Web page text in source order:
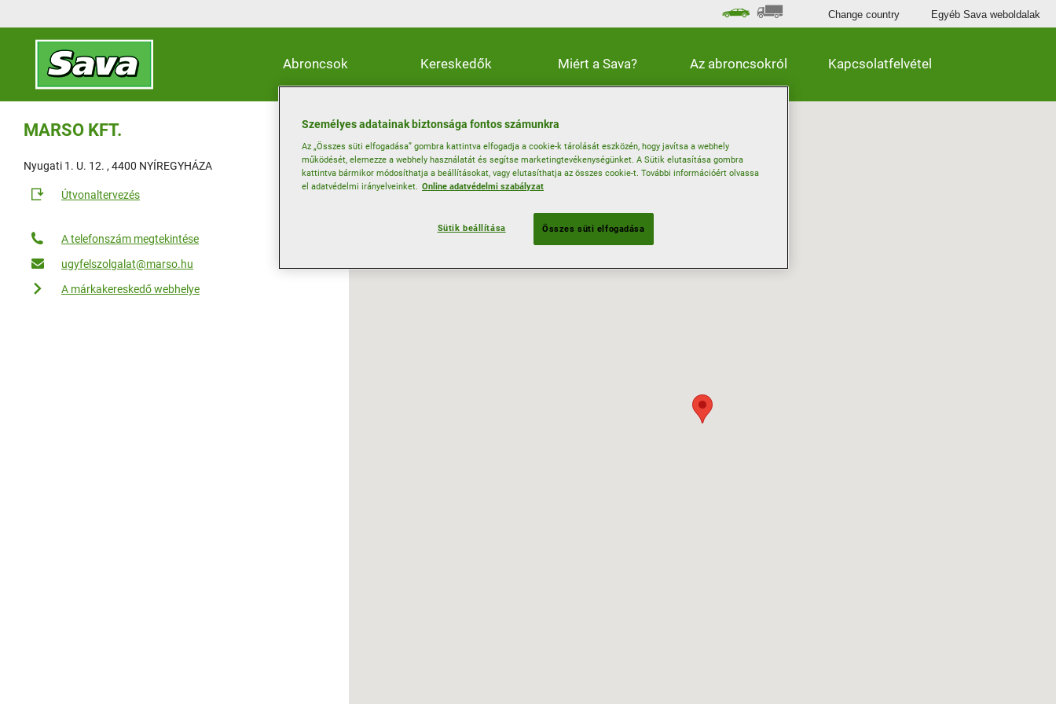
Abroncsok Kereskedők Miért a Sava? Az abroncsokról Kapcsolatfelvétel
Change country Egyéb Sava weboldalak
MARSO KFT.
Nyugati 1. U. 12. , 4400 NYÍREGYHÁZA
Útvonaltervezés
A telefonszám megtekintése
ugyfelszolgalat@marso.hu
A márkakereskedő webhelye
Személyes adatainak biztonsága fontos számunkra
Az „Összes süti elfogadása” gombra kattintva elfogadja a cookie-k tárolását eszközén, hogy javítsa a webhely
működését, elemezze a webhely használatát és segítse marketingtevékenységünket. A Sütik elutasítása gombra
kattintva bármikor módosíthatja a beállításokat, vagy elutasíthatja az összes cookie-t. További információért olvassa
el adatvédelmi irányelveinket. Online adatvédelmi szabályzat
Sütik beállítása Összes süti elfogadása